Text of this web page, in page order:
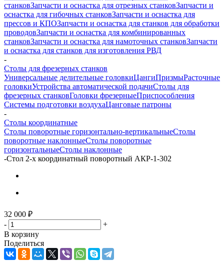
станковЗапчасти и оснастка для отрезных станковЗапчасти и
оснастка для гибочных станковЗапчасти и оснастка для
прессов и КПОЗапчасти и оснастка для станков для обработки
проводовЗапчасти и оснастка для комбинированных
станковЗапчасти и оснастка для намоточных станковЗапчасти
и оснастка для станков для изготовления РВД
-
Столы для фрезерных станков
Универсальные делительные головкиЦангиПризмыРасточные
головкиУстройства автоматической подачиСтолы для
фрезерных станковГоловки фрезерныеПриспособления
Системы подготовки воздухаЦанговые патроны
-
Столы координатные
Столы поворотные горизонтально-вертикальныеСтолы
поворотные наклонныеСтолы поворотные
горизонтальныеСтолы наклонные
-Стол 2-х координатный поворотный АКР-1-302
32 000 ₽
-
+
В корзину
Поделиться